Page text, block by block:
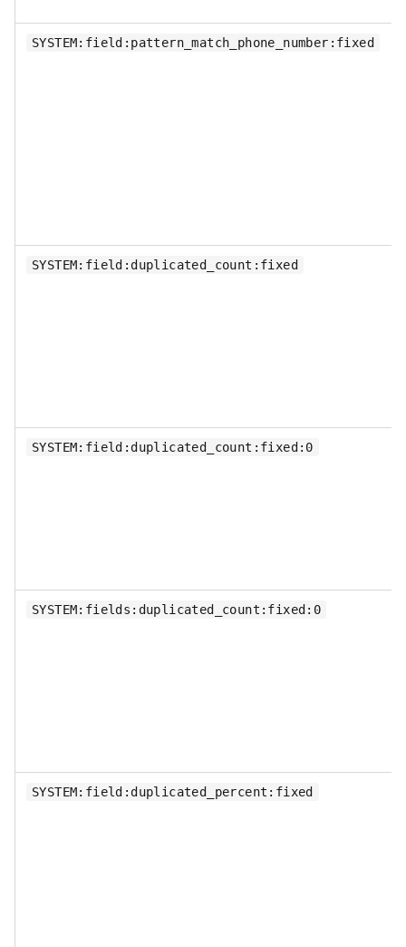
SYSTEM:field:pattern_match_phone_number:fixed
SYSTEM:field:duplicated_count:fixed
SYSTEM:field:duplicated_count:fixed:0
SYSTEM:fields:duplicated_count:fixed:0
SYSTEM:field:duplicated_percent:fixed